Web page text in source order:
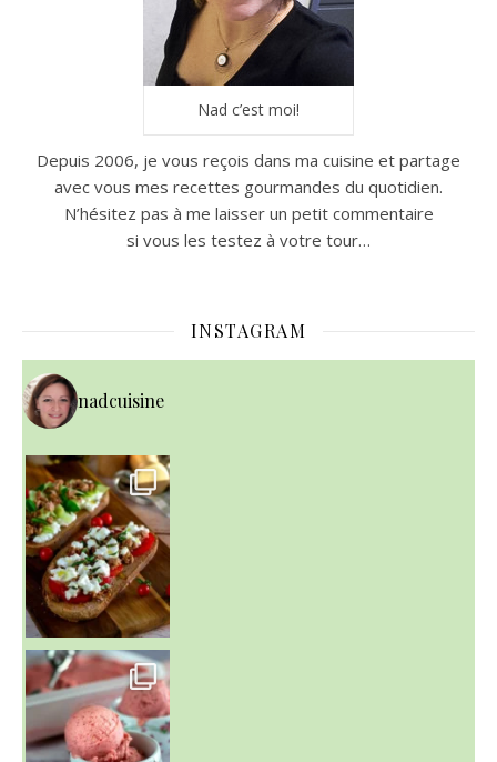
Nad c’est moi!
Depuis 2006, je vous reçois dans ma cuisine et partage
avec vous mes recettes gourmandes du quotidien.
N’hésitez pas à me laisser un petit commentaire
si vous les testez à votre tour…
INSTAGRAM
nadcuisine
~ NICE CREAM À LA FRAISE ~
Presque un mois que